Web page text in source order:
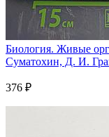
Биология. Живые
Суматохин, Д. И.
376 ₽